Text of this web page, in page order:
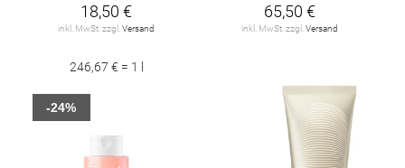
18,50 €
inkl. MwSt. zzgl. Versand
246,67 € = 1 l
65,50 €
inkl. MwSt. zzgl. Versand
-24%